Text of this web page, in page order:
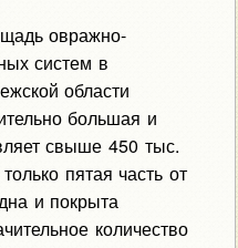
овражно-
систем в
области
большая и
свыше 450 тыс.
пятая часть от
и покрыта
количество